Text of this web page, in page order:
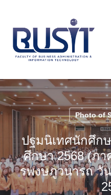
main
content
Photo of
ปฐมนิเทศนักศึก
ศึกษา 2568 (ภ
รพงษภูวนารถ วั